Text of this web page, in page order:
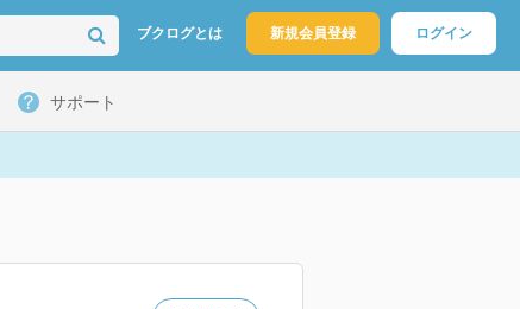
ブクログとは 新規会員登録 ログイン
サポート